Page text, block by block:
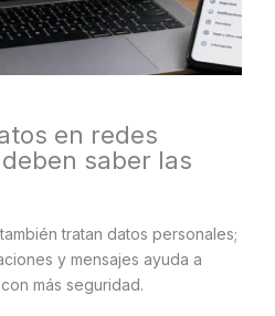
en redes
saber las
tratan datos personales;
y mensajes ayuda a
más seguridad.